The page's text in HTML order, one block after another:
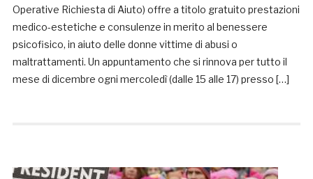
Operative Richiesta di Aiuto) offre a titolo gratuito prestazioni
medico-estetiche e consulenze in merito al benessere
psicofisico, in aiuto delle donne vittime di abusi o
maltrattamenti. Un appuntamento che si rinnova per tutto il
mese di dicembre ogni mercoledì (dalle 15 alle 17) presso […]